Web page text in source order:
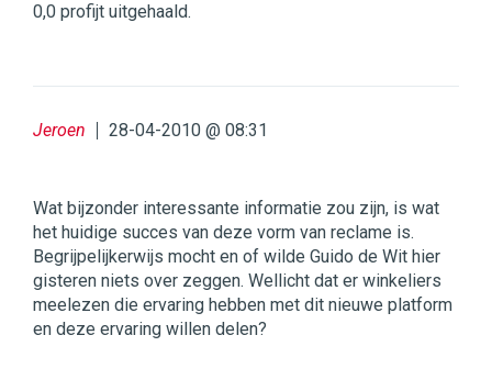
0,0 profijt uitgehaald.
Jeroen 28-04-2010 @ 08:31
Wat bijzonder interessante informatie zou zijn, is wat
het huidige succes van deze vorm van reclame is.
Begrijpelijkerwijs mocht en of wilde Guido de Wit hier
gisteren niets over zeggen. Wellicht dat er winkeliers
meelezen die ervaring hebben met dit nieuwe platform
en deze ervaring willen delen?